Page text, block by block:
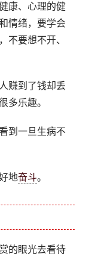
康、心理的健
情绪，要学会
不要想不开、
赚到了钱却丢
多乐趣。
到一旦生病不
地奋斗。
的眼光去看待